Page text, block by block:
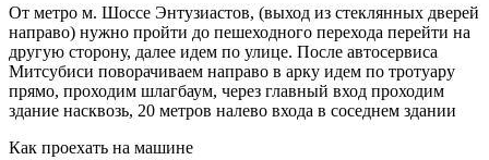
От метро м. Шоссе Энтузиастов, (выход из стеклянных дверей
направо) нужно пройти до пешеходного перехода перейти на
другую сторону, далее идем по улице. После автосервиса
Митсубиси поворачиваем направо в арку идем по тротуару
прямо, проходим шлагбаум, через главный вход проходим
здание насквозь, 20 метров налево входа в соседнем здании
Как проехать на машине